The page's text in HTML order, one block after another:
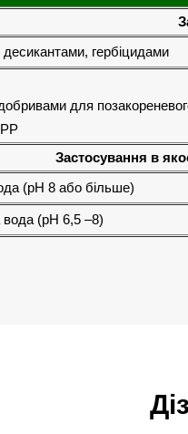
гербіцидами
для
Застосування в
(рН 8 або більше)
(рН 6,5 –8)